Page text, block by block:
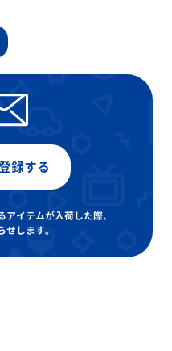
録する
イテムが入荷した際、
せします。